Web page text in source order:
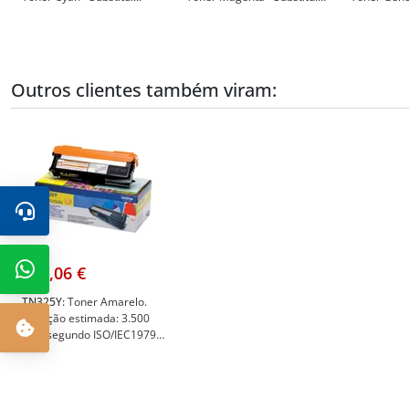
Outros clientes também viram:
173,06 €
TN325Y:Toner Amarelo.
Duração estimada: 3.500
Pág. segundo ISO/IEC19798
- Brother TN325Y